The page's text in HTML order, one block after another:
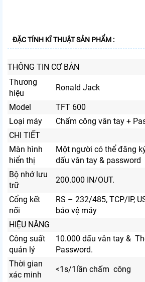
ĐẶC TÍNH KĨ THUẬT SẢN PHẨM :
THÔNG TIN CƠ BẢN
Thương
hiệu
Ronald Jack
Model
TFT 600
Loại máy
Chấm công vân tay +
CHI TIẾT
Màn hình
hiển thị
Một người có thể đăng
dấu vân tay & password
Bộ nhớ lưu
trữ
200.000 IN/OUT.
Cổng kết
nối
RS – 232/485, TCP/IP,
bảo vệ máy
HIỆU NĂNG
Công suất
quản lý
10.000 dấu vân tay &
Password.
Thời gian
xác minh
<1s/1lần chấm công